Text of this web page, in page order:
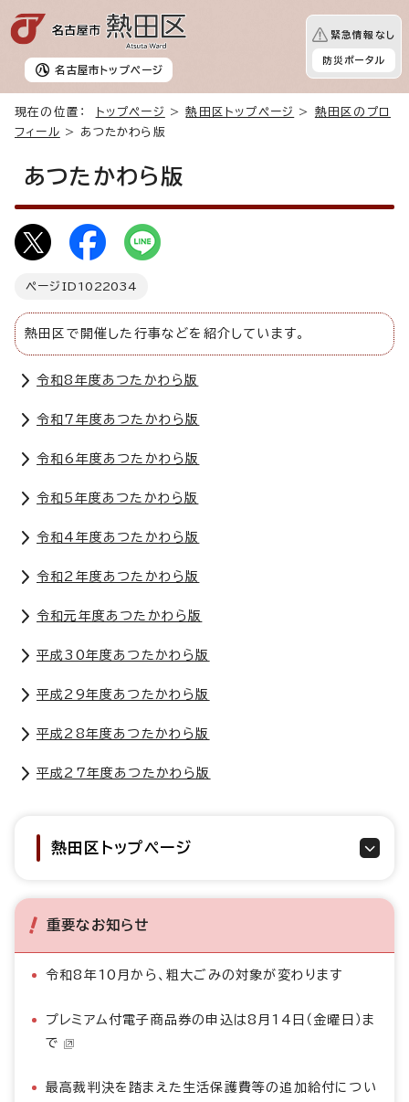
名古屋市 トップページ
緊急情報なし
防災ポータル
現在の位置： トップページ >熱田区トップページ > 熱田区のプロ
フィール > あつたかわら版
あつたかわら版
ページID 1022034
熱田区で開催した行事などを紹介しています。
令和8年度あつたかわら版
令和7年度あつたかわら版
令和6年度あつたかわら版
令和5年度あつたかわら版
令和4年度あつたかわら版
令和2年度あつたかわら版
令和元年度あつたかわら版
平成30年度あつたかわら版
平成29年度あつたかわら版
平成28年度あつたかわら版
平成27年度あつたかわら版
熱田区トップページ
重要なお知らせ
令和8年10月から、粗大ごみの対象が変わります
プレミアム付電子商品券の申込は8月14日（金曜日）ま
で
最高裁判決を踏まえた生活保護費等の追加給付につい